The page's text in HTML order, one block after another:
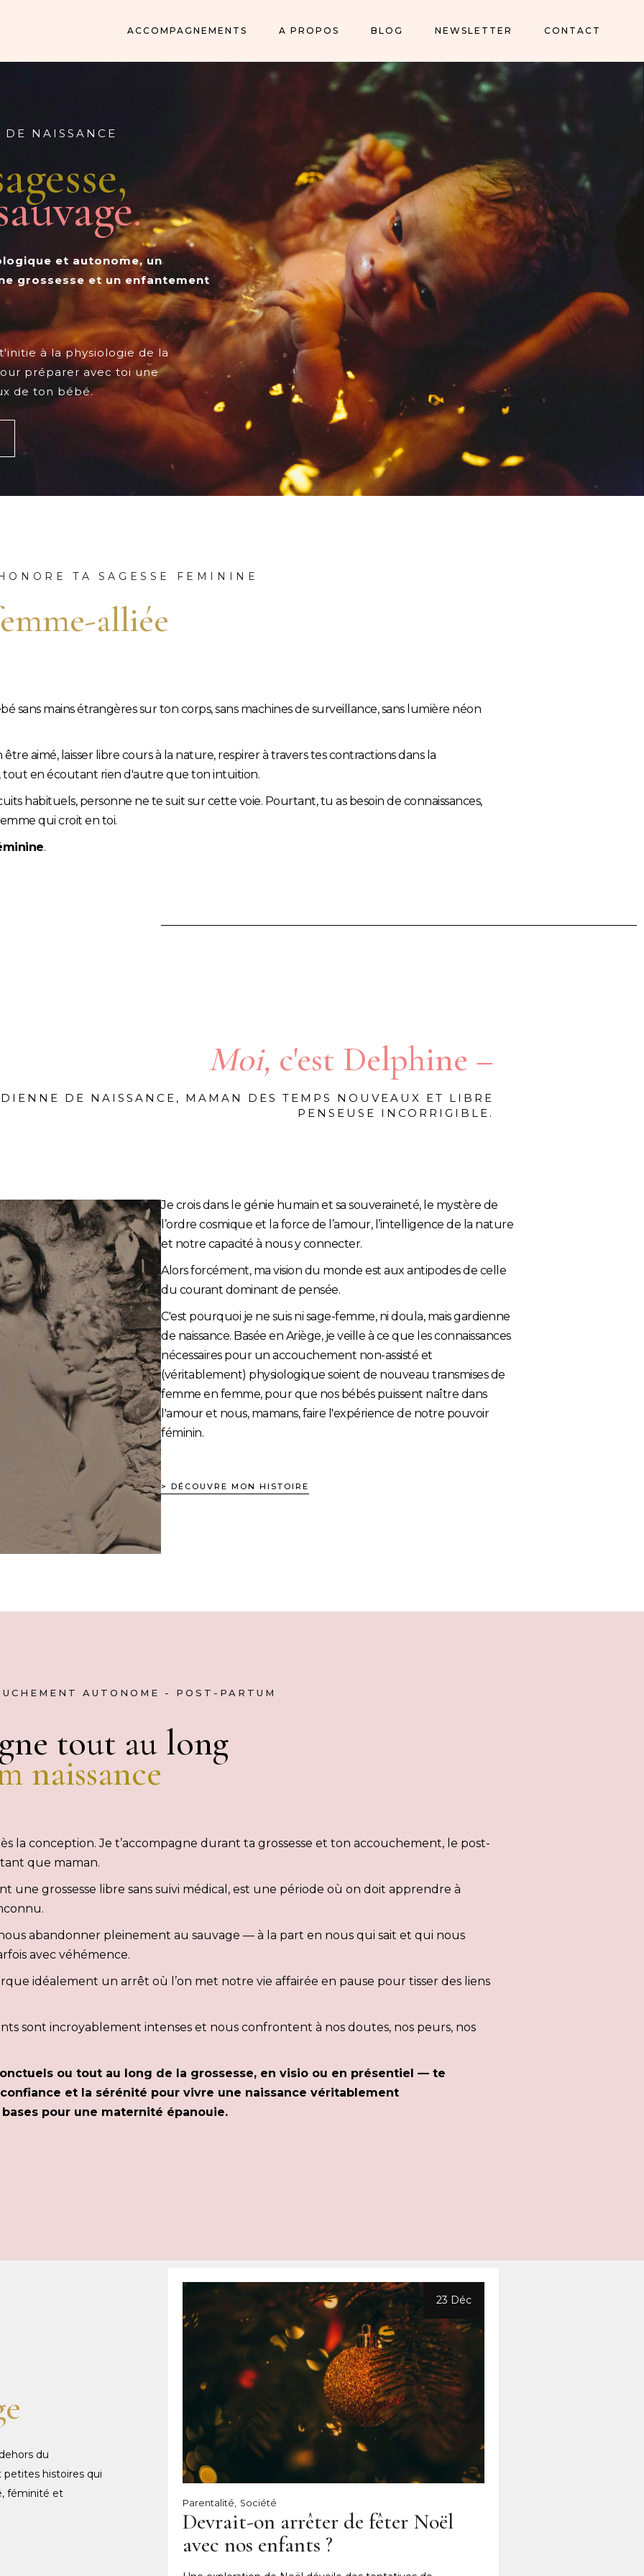
ACCOMPAGNEMENTS A PROPOS BLOG NEWSLETTER CONTACT
NAISSANCE
et autonome, un
grossesse et un enfantement
à la physiologie de la
préparer avec toi une
de ton bébé.
TA SAGESSE FEMININE
alliée
sans mains étrangères sur ton corps, sans machines de surveillance, sans lumière néon
aimé, laisser libre cours à la nature, respirer à travers tes contractions dans la
tout en écoutant rien d'autre que ton intuition.
habituels, personne ne te suit sur cette voie. Pourtant, tu as besoin de connaissances,
qui croit en toi.
.
Moi, c'est Delphine –
DE NAISSANCE, MAMAN DES TEMPS NOUVEAUX ET LIBRE
PENSEUSE INCORRIGIBLE.
Je crois dans le génie humain et sa souveraineté, le mystère de
l’ordre cosmique et la force de l’amour, l’intelligence de la nature
et notre capacité à nous y connecter.
Alors forcément, ma vision du monde est aux antipodes de celle
du courant dominant de pensée.
C'est pourquoi je ne suis ni sage-femme, ni doula, mais gardienne
de naissance. Basée en Ariège, je veille à ce que les connaissances
nécessaires pour un accouchement non-assisté et
(véritablement) physiologique soient de nouveau transmises de
femme en femme, pour que nos bébés puissent naître dans
l'amour et nous, mamans, faire l'expérience de notre pouvoir
féminin.
> DÉCOUVRE MON HISTOIRE
AUTONOME - POST-PARTUM
tout au long
naissance
la conception. Je t’accompagne durant ta grossesse et ton accouchement, le post-
que maman.
une grossesse libre sans suivi médical, est une période où on doit apprendre à
abandonner pleinement au sauvage — à la part en nous qui sait et qui nous
avec véhémence.
idéalement un arrêt où l’on met notre vie affairée en pause pour tisser des liens
sont incroyablement intenses et nous confrontent à nos doutes, nos peurs, nos
ou tout au long de la grossesse, en visio ou en présentiel — te
et la sérénité pour vivre une naissance véritablement
pour une maternité épanouie.
du
petites histoires qui
féminité et
23 Déc
Parentalité Société
Devrait-on arrêter de fêter Noël
avec nos enfants ?